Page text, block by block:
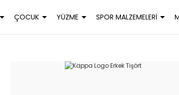
ÇOCUK YÜZME SPOR MALZEMELERİ